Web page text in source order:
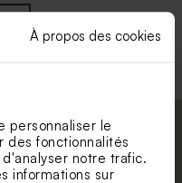
À propos des cookies
personnaliser le
des fonctionnalités
notre trafic.
informations sur
et restez
bénéficiez de 5%